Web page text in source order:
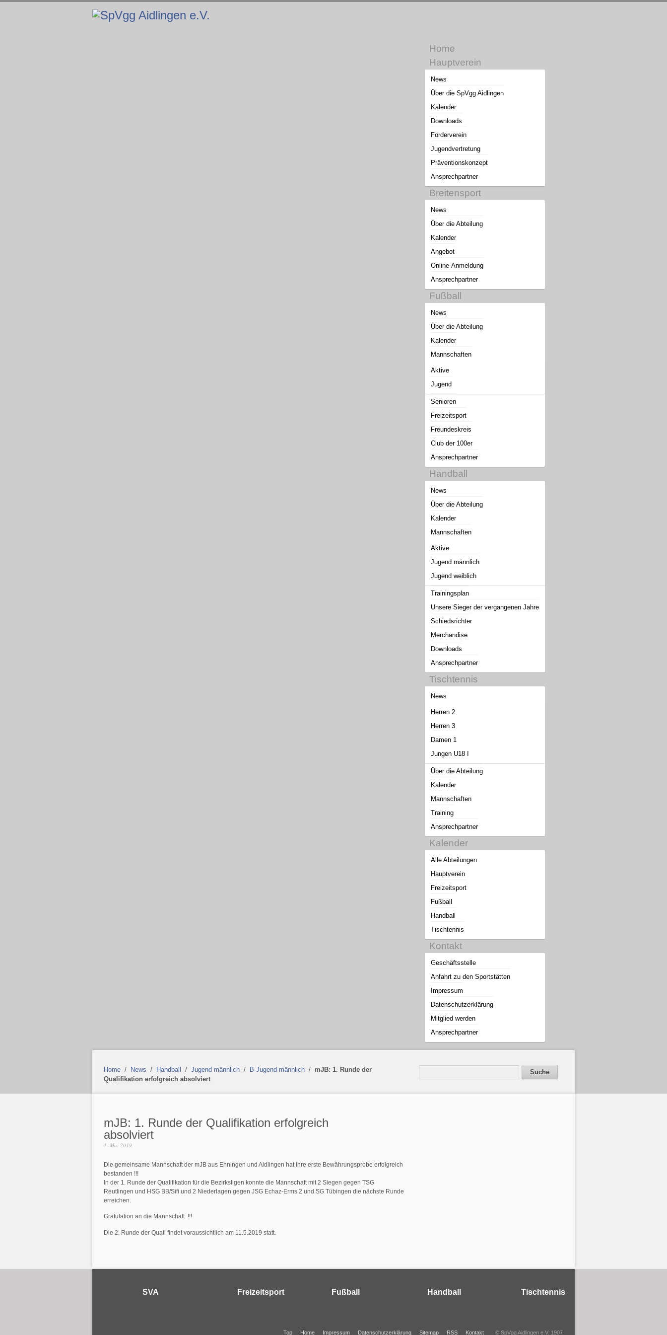
Home
Hauptverein
News
Über die SpVgg Aidlingen
Kalender
Downloads
Förderverein
Jugendvertretung
Präventionskonzept
Ansprechpartner
Breitensport
News
Über die Abteilung
Kalender
Angebot
Online-Anmeldung
Ansprechpartner
Fußball
News
Über die Abteilung
Kalender
Mannschaften
Aktive
Jugend
Senioren
Freizeitsport
Freundeskreis
Club der 100er
Ansprechpartner
Handball
News
Über die Abteilung
Kalender
Mannschaften
Aktive
Jugend männlich
Jugend weiblich
Trainingsplan
Unsere Sieger der vergangenen Jahre
Schiedsrichter
Merchandise
Downloads
Ansprechpartner
Tischtennis
News
Herren 2
Herren 3
Damen 1
Jungen U18 I
Über die Abteilung
Kalender
Mannschaften
Training
Ansprechpartner
Kalender
Alle Abteilungen
Hauptverein
Freizeitsport
Fußball
Handball
Tischtennis
Kontakt
Geschäftsstelle
Anfahrt zu den Sportstätten
Impressum
Datenschutzerklärung
Mitglied werden
Ansprechpartner
Home / News / Handball / Jugend männlich / B-Jugend männlich / mJB: 1. Runde der
Qualifikation erfolgreich absolviert
mJB: 1. Runde der Qualifikation erfolgreich
absolviert
1. Mai 2019
Die gemeinsame Mannschaft der mJB aus Ehningen und Aidlingen hat ihre erste Bewährungsprobe erfolgreich
bestanden !!!
In der 1. Runde der Qualifikation für die Bezirksligen konnte die Mannschaft mit 2 Siegen gegen TSG
Reutlingen und HSG BB/Sifi und 2 Niederlagen gegen JSG Echaz-Erms 2 und SG Tübingen die nächste Runde
erreichen.
Gratulation an die Mannschaft !!!
Die 2. Runde der Quali findet voraussichtlich am 11.5.2019 statt.
SVA Freizeitsport Fußball Handball Tischtennis
Top Home Impressum Datenschutzerklärung Sitemap RSS Kontakt © SpVgg Aidlingen e.V. 1907